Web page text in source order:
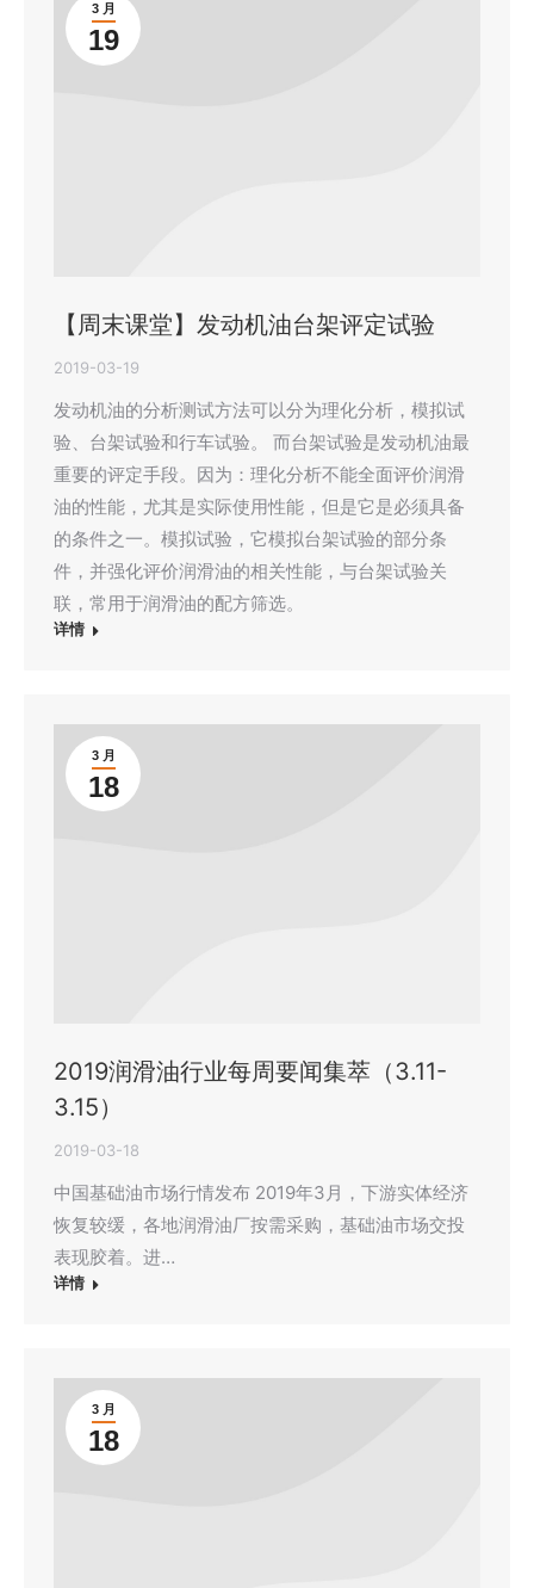
3 月
19
【周末课堂】发动机油台架评定试验
2019-03-19
发动机油的分析测试方法可以分为理化分析，模拟试
验、台架试验和行车试验。 而台架试验是发动机油最
重要的评定手段。因为：理化分析不能全面评价润滑
油的性能，尤其是实际使用性能，但是它是必须具备
的条件之一。模拟试验，它模拟台架试验的部分条
件，并强化评价润滑油的相关性能，与台架试验关
联，常用于润滑油的配方筛选。
详情
3 月
18
2019润滑油行业每周要闻集萃（3.11-
3.15）
2019-03-18
中国基础油市场行情发布 2019年3月，下游实体经济
恢复较缓，各地润滑油厂按需采购，基础油市场交投
表现胶着。进…
详情
3 月
18